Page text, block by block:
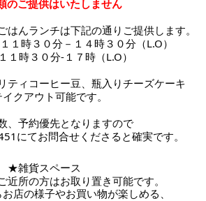
のご提供はいたしません
はんランチは下記の通りご提供します。
１時３０分－１４時３０分（L.O）
１時３０分-１７時 （L.O）
ティコーヒー豆、瓶入りチーズケーキ
イクアウト可能です。
、予約優先となりますので
にてお問合せくださると確実です。
★雑貨スペース
近所の方はお取り置き可能です。
店の様子やお買い物が楽しめる、